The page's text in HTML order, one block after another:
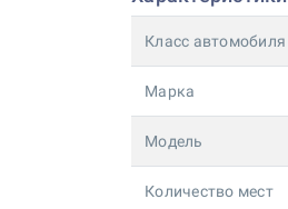
Класс автомобиля
Марка
Модель
Количество мест